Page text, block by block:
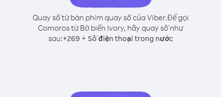
Quay số từ bàn phím quay số của Viber.Để gọi
Comoros từ Bờ biển Ivory, hãy quay số như
sau:+269 + Số điện thoại trong nước